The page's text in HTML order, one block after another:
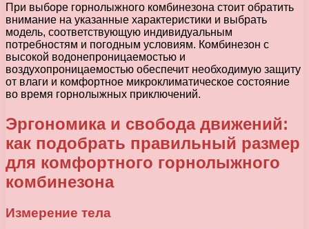
При выборе горнолыжного комбинезона стоит обратить
внимание на указанные характеристики и выбрать
модель, соответствующую индивидуальным
потребностям и погодным условиям. Комбинезон с
высокой водонепроницаемостью и
воздухопроницаемостью обеспечит необходимую защиту
от влаги и комфортное микроклиматическое состояние
во время горнолыжных приключений.
Эргономика и свобода движений:
как подобрать правильный размер
для комфортного горнолыжного
комбинезона
Измерение тела